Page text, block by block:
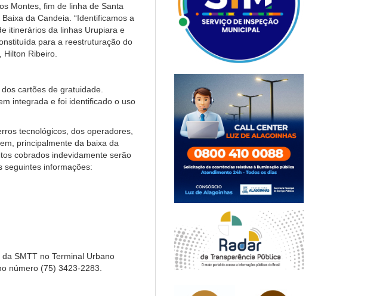
Montes, fim de linha de Santa
da Candeia. “Identificamos a
itinerários da linhas Urupiara e
para a reestruturação do
Ribeiro.
cartões de gratuidade.
integrada e foi identificado o uso
tecnológicos, dos operadores,
principalmente da baixa da
cobrados indevidamente serão
seguintes informações:
SMTT no Terminal Urbano
número (75) 3423-2283.